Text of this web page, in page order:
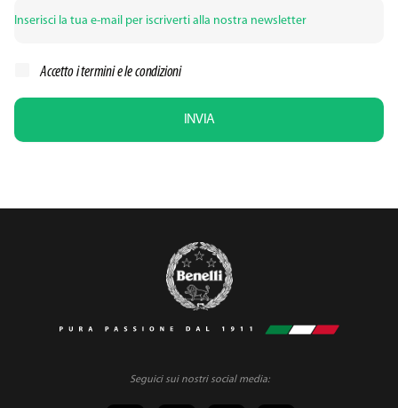
Accetto itermini e le condizioni
INVIA
Seguici sui nostri social media: